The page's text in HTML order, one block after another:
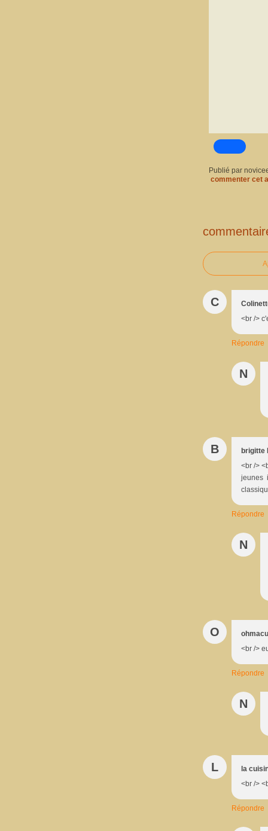
Publié par
commenter cet
C
<br />
Répondre
N
B
brigitte
<br />
jeunes
Répondre
N
O
<br />
Répondre
N
L
la
<br />
Répondre